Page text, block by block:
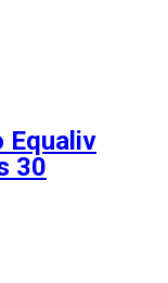
Equaliv
30